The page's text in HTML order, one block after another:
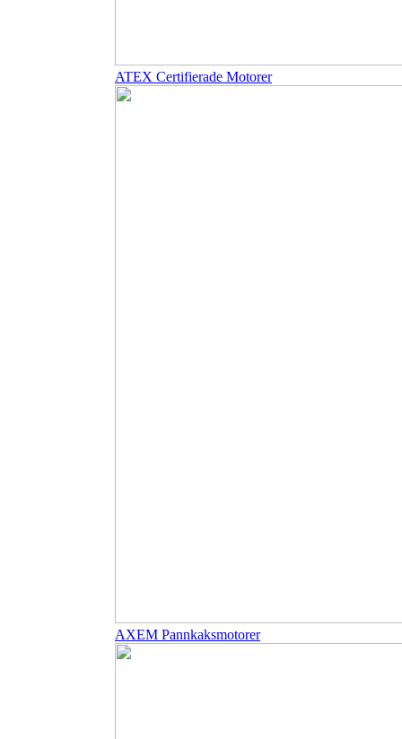
ATEX Certifierade Motorer
AXEM Pannkaksmotorer